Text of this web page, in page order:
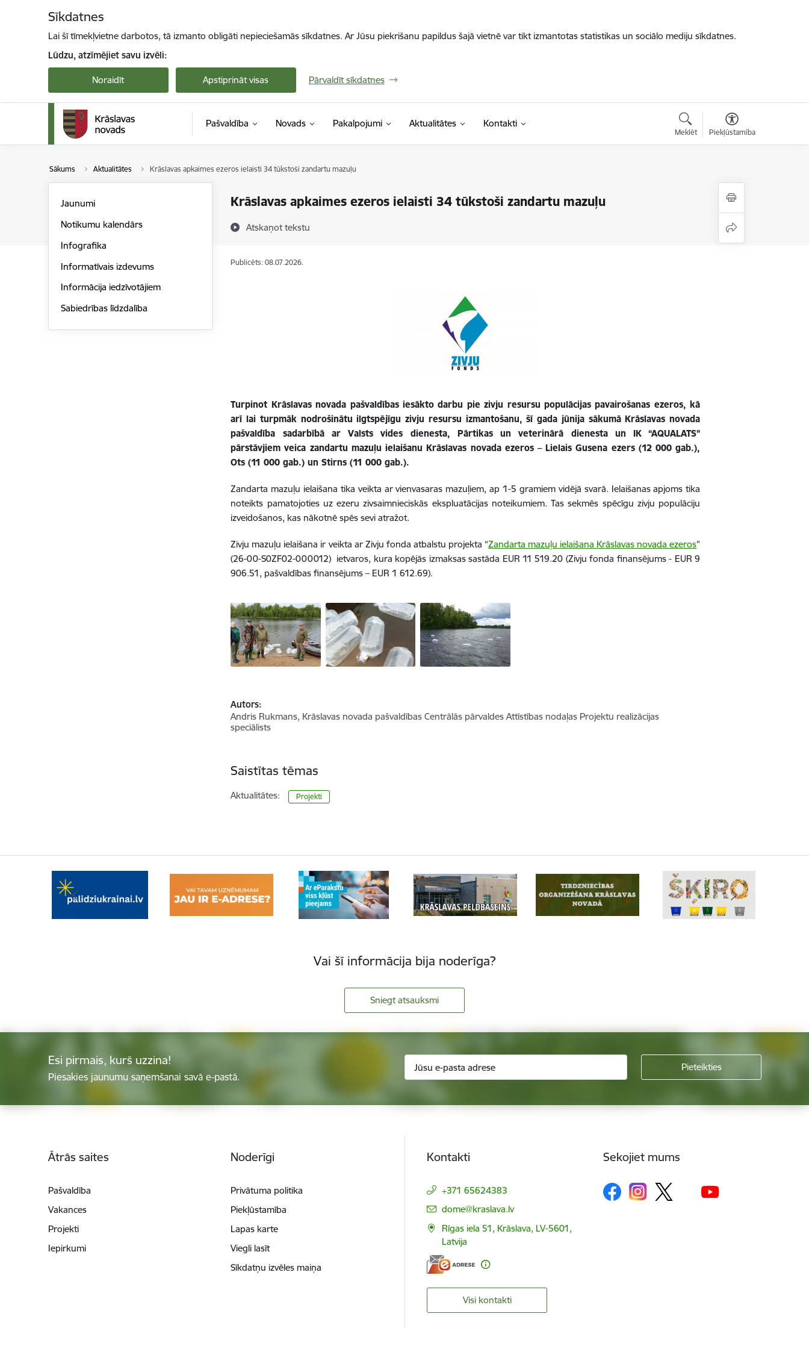
Sīkdatnes
Lai šī tīmekļvietne darbotos, tā izmanto obligāti nepieciešamās sīkdatnes. Ar Jūsu piekrišanu papildus šajā vietnē var tikt izmantotas statistikas un sociālo mediju sīkdatnes.
Lūdzu, atzīmējiet savu izvēli:
Noraidīt Apstiprināt visas Pārvaldīt sīkdatnes
Pašvaldība Novads Pakalpojumi Aktualitātes Kontakti
Meklēt Piekļūstamība
Sākums Aktualitātes Krāslavas apkaimes ezeros ielaisti 34 tūkstoši zandartu mazuļu
Krāslavas apkaimes ezeros ielaisti 34 tūkstoši zandartu mazuļu
Atskaņot tekstu
Jaunumi
Notikumu kalendārs
Infografika
Informatīvais izdevums
Informācija iedzīvotājiem
Sabiedrības līdzdalība
Publicēts: 08.07.2026.
Turpinot Krāslavas novada pašvaldības iesākto darbu pie zivju resursu populācijas pavairošanas ezeros, kā
arī lai turpmāk nodrošinātu ilgtspējīgu zivju resursu izmantošanu, šī gada jūnija sākumā Krāslavas novada
pašvaldība sadarbībā ar Valsts vides dienesta, Pārtikas un veterinārā dienesta un IK “AQUALATS”
pārstāvjiem veica zandartu mazuļu ielaišanu Krāslavas novada ezeros – Lielais Gusena ezers (12 000 gab.),
Ots (11 000 gab.) un Stirns (11 000 gab.).
Zandarta mazuļu ielaišana tika veikta ar vienvasaras mazuļiem, ap 1-5 gramiem vidējā svarā. Ielaišanas apjoms tika
noteikts pamatojoties uz ezeru zivsaimnieciskās ekspluatācijas noteikumiem. Tas sekmēs spēcīgu zivju populāciju
izveidošanos, kas nākotnē spēs sevi atražot.
Zivju mazuļu ielaišana ir veikta ar Zivju fonda atbalstu projekta “Zandarta mazuļu ielaišana Krāslavas novada ezeros”
(26-00-S0ZF02-000012) ietvaros, kura kopējās izmaksas sastāda EUR 11 519.20 (Zivju fonda finansējums - EUR 9
906.51, pašvaldības finansējums – EUR 1 612.69).
Autors:
Andris Rukmans, Krāslavas novada pašvaldības Centrālās pārvaldes Attīstības nodaļas Projektu realizācijas
speciālists
Saistītas tēmas
Aktualitātes: Projekti
Vai šī informācija bija noderīga?
Sniegt atsauksmi
Esi pirmais, kurš uzzina!
Piesakies jaunumu saņemšanai savā e-pastā.
Ātrās saites
Pašvaldība
Vakances
Projekti
Iepirkumi
Noderīgi
Privātuma politika
Piekļūstamība
Lapas karte
Viegli lasīt
Sīkdatņu izvēles maiņa
Kontakti
+371 65624383
E-pasts:
dome@kraslava.lv
Rīgas iela 51, Krāslava, LV-5601,
Latvija
Visi kontakti
Sekojiet mums